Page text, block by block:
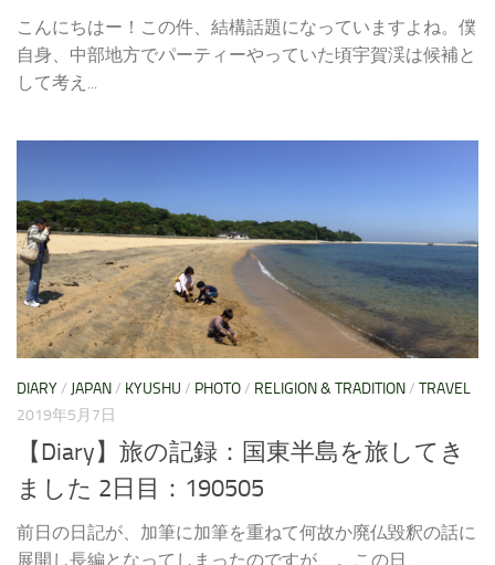
こんにちはー！この件、結構話題になっていますよね。僕
自身、中部地方でパーティーやっていた頃宇賀渓は候補と
して考え...
DIARY/ JAPAN/ KYUSHU / PHOTO/ RELIGION & TRADITION/ TRAVEL
2019年5月7日
【Diary】旅の記録：国東半島を旅してき
ました 2日目：190505
前日の日記が、加筆に加筆を重ねて何故か廃仏毀釈の話に
展開し長編となってしまったのですが…..。この日...